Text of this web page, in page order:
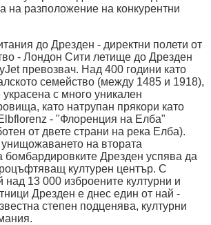
на разположение на конкурентни
до Дрезден - директни полети от
- Лондон Сити летище до Дрезден
превозвач. Над 400 години като
семейство (между 1485 и 1918),
с много уникален
като натрупан прякори като
- "Флоренция на Елба"
от двете страни на река Елба).
на втората
Дрезден успява да
културен център. С
13 000 изброените културни и
Дрезден е днес един от най -
степен подценява, културни